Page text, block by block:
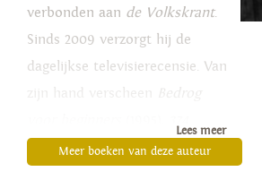
verbonden aan de Volkskrant.
Sinds 2009 verzorgt hij de
dagelijkse televisierecensie. Van
manieren om uw medemens te
Lees meer
Meer boeken van deze auteur